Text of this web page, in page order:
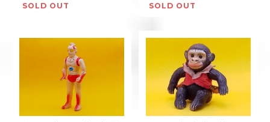
SOLD OUT SOLD OUT